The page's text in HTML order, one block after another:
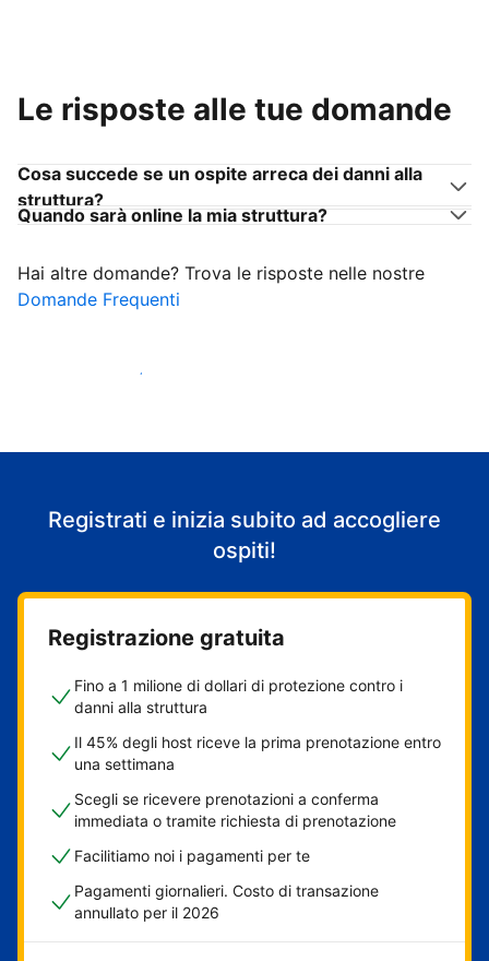
Le risposte alle tue domande
Cosa succede se un ospite arreca dei danni alla
struttura?
Quando sarà online la mia struttura?
Hai altre domande? Trova le risposte nelle nostre
Domande Frequenti
Inizia ad accogliere ospiti
Registrati e inizia subito ad accogliere
ospiti!
Registrazione gratuita
Fino a 1 milione di dollari di protezione contro i
danni alla struttura
Il 45% degli host riceve la prima prenotazione entro
una settimana
Scegli se ricevere prenotazioni a conferma
immediata o tramite richiesta di prenotazione
Facilitiamo noi i pagamenti per te
Pagamenti giornalieri. Costo di transazione
annullato per il 2026